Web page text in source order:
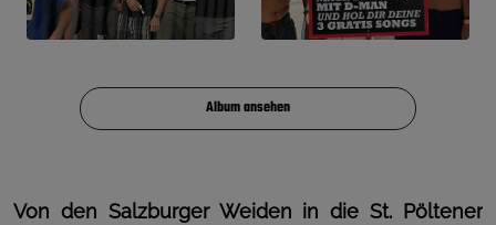
Album ansehen
Von den Salzburger Weiden in die St. Pöltener